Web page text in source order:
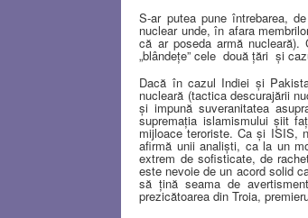
S-ar putea pune întrebarea,
nuclear unde, în afara
că ar poseda armă
„blândeţe” cele două ţări şi
Dacă în cazul Indiei şi
nucleară (tactica descurajării
şi impună suveranitatea
supremaţia islamismului şiit
mijloace teroriste. Ca şi ISIS,
afirmă unii analişti, ca la un
extrem de sofisticate, de
este nevoie de un acord solid
să ţină seama de
prezicătoarea din Troia,